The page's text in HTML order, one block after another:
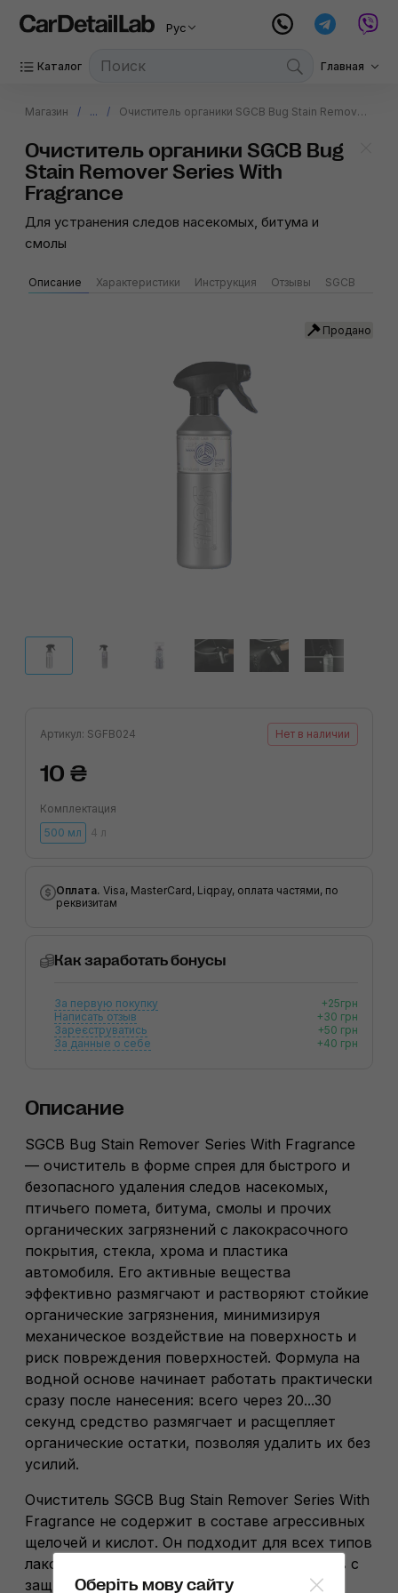
Рус
Каталог Главная
Магазин ... Очиститель органики SGCB Bug Stain Remover Series With Fragrance
Очиститель органики SGCB Bug
Stain Remover Series With
Fragrance
Для устранения следов насекомых, битума и
смолы
Описание Характеристики Инструкция Отзывы SGCB
Продано
Артикул: SGFB024 Нет в наличии
10 ₴
Комплектация
500 мл
4 л
Оплата. Visa, MasterCard, Liqpay, оплата частями, по
реквизитам
Как заработать бонусы
За первую покупку
+25грн
Написать отзыв
+30 грн
Зареєструватись
+50 грн
За данные о себе
+40 грн
Описание
SGCB Bug Stain Remover Series With Fragrance
— очиститель в форме спрея для быстрого и
безопасного удаления следов насекомых,
птичьего помета, битума, смолы и прочих
органических загрязнений с лакокрасочного
покрытия, стекла, хрома и пластика
автомобиля. Его активные вещества
эффективно размягчают и растворяют стойкие
органические загрязнения, минимизируя
механическое воздействие на поверхность и
риск повреждения поверхностей. Формула на
водной основе начинает работать практически
сразу после нанесения: всего через 20...30
секунд средство размягчает и расщепляет
органические остатки, позволяя удалить их без
усилий.
Очиститель SGCB Bug Stain Remover Series With
Fragrance не содержит в составе агрессивных
щелочей и кислот. Он подходит для всех типов
лакокрасочного покрытия, а также кузовов с
защитными PPF-плёнками и кварцевыми
Оберіть мову сайту